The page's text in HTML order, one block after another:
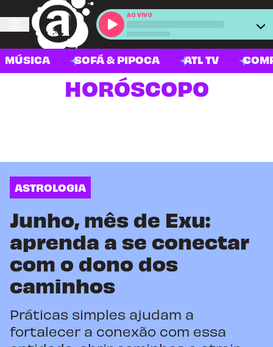
AO VIVO
MÚSICA SOFÁ & PIPOCA ATL TV
HORÓSCOPO
ASTROLOGIA
Junho, mês de Exu:
aprenda a se conectar
com o dono dos
caminhos
Práticas simples ajudam a
fortalecer a conexão com essa